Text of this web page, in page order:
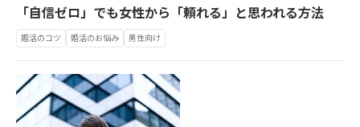
「自信ゼロ」でも女性から「頼れる」と思われる方法
婚活のコツ 婚活のお悩み 男性向け